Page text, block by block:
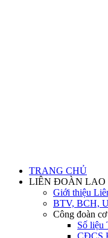
TRANG CHỦ
LIÊN ĐOÀN LAO
Giới thiệu
BTV, BCH,
Công đoàn
Số liệu
CĐCS